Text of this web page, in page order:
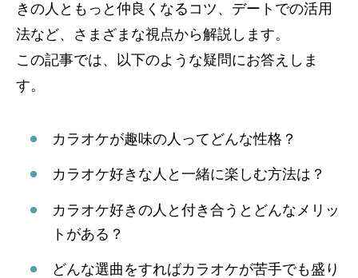
きの人ともっと仲良くなるコツ、デートでの活用
法など、さまざまな視点から解説します。
この記事では、以下のような疑問にお答えしま
す。
カラオケが趣味の人ってどんな性格？
カラオケ好きな人と一緒に楽しむ方法は？
カラオケ好きの人と付き合うとどんなメリッ
トがある？
どんな選曲をすればカラオケが苦手でも盛り